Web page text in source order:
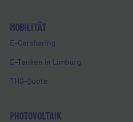
MOBILITÄT
E-Carsharing
E-Tanken in Limburg
THG-Quote
PHOTOVOLTAIK
Wo kann ich mich über die
informieren?